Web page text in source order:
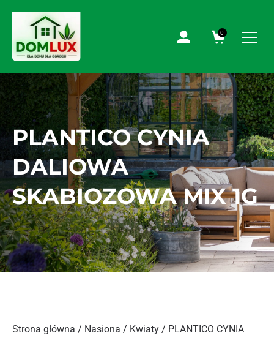
0
PLANTICO CYNIA
DALIOWA
SKABIOZOWA MIX 1G
Strona główna / Nasiona / Kwiaty / PLANTICO CYNIA